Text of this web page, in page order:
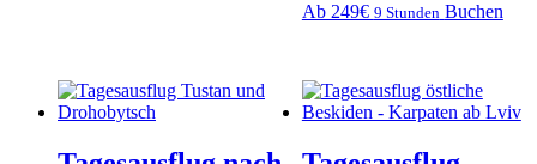
Ab 249€ 9 Stunden Buchen